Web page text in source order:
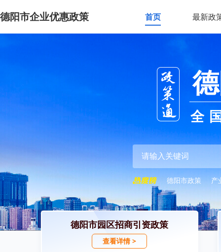
德阳市企业优惠政策 首页 最新政
全
德阳市政策 产
德阳市园区招商引资政策
查看详情 >